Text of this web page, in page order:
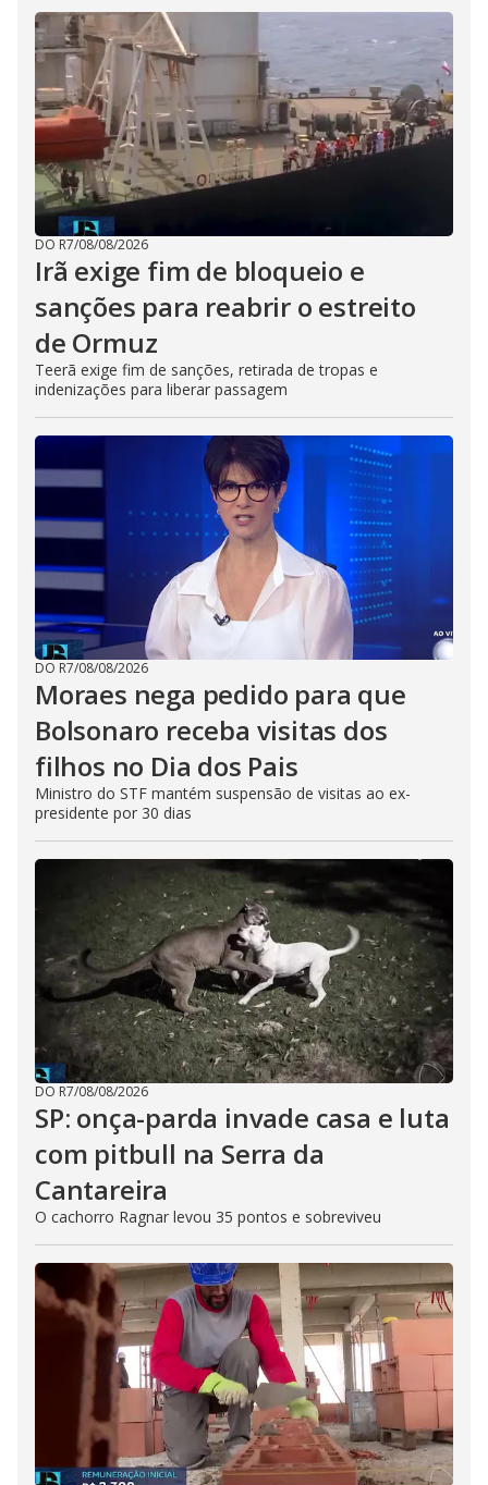
DO R7/08/08/2026
Irã exige fim de bloqueio e
sanções para reabrir o estreito
de Ormuz
Teerã exige fim de sanções, retirada de tropas e
indenizações para liberar passagem
DO R7/08/08/2026
Moraes nega pedido para que
Bolsonaro receba visitas dos
filhos no Dia dos Pais
Ministro do STF mantém suspensão de visitas ao ex-
presidente por 30 dias
DO R7/08/08/2026
SP: onça-parda invade casa e luta
com pitbull na Serra da
Cantareira
O cachorro Ragnar levou 35 pontos e sobreviveu